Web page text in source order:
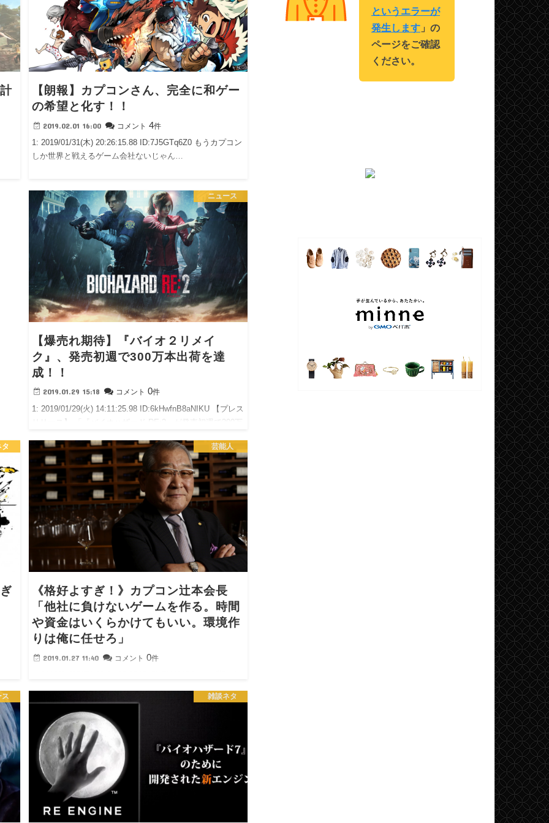
【朗報】カプコンさん、完全に和ゲー
の希望と化す！！
2019.02.01 16:00 コメント 4件
1: 2019/01/31(木) 20:26:15.88 ID:7J5GTq6Z0 もうカプコン
しか世界と戦えるゲーム会社ないじゃん…
ニュース
【爆売れ期待】『バイオ２リメイ
ク』、発売初週で300万本出荷を達
成！！
2019.01.29 15:18 コメント 0件
1: 2019/01/29(火) 14:11:25.98 ID:6kHwfnB8aNIKU 【プレス
リリース】 「『バイオハザード RE:2』が発売初週で300万
が、再…
タ 芸能人
《格好よすぎ！》カプコン辻本会長
「他社に負けないゲームを作る。時間
や資金はいくらかけてもいい。環境作
りは俺に任せろ」
2019.01.27 11:40 コメント 0件
ありますか。 「最近はゲームの内容についてあまり口は出
しません。会社が大き…
ス 雑談ネタ
というエラーが
発生します 」の
ページをご確認
ください。